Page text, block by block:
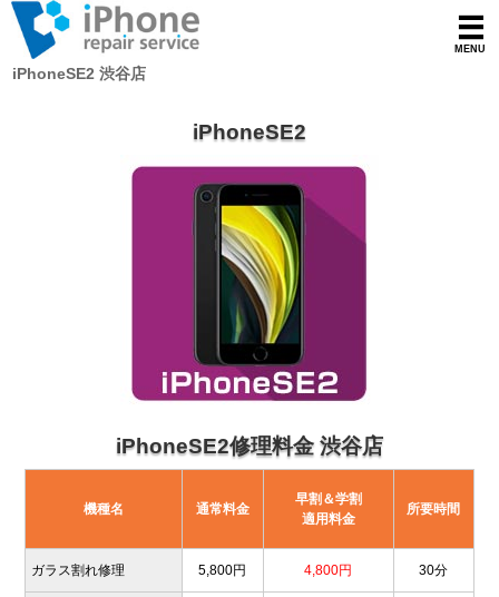
iPhoneSE2 渋谷店
iPhoneSE2
iPhoneSE2修理料金 渋谷店
機種名 通常料金
早割＆学割
適用料金
所要時間
ガラス割れ修理 5,800円 4,800円 30分